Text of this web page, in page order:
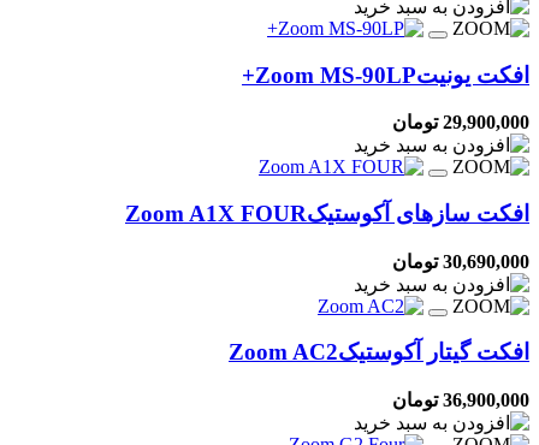
افکت یونیتZoom MS-90LP+
29,900,000 تومان
افکت سازهای آکوستیکZoom A1X FOUR
30,690,000 تومان
افکت گیتار آکوستیکZoom AC2
36,900,000 تومان